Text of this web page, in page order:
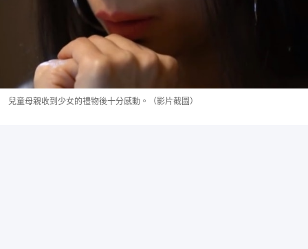
兒童母親收到少女的禮物後十分感動。（影片截圖）